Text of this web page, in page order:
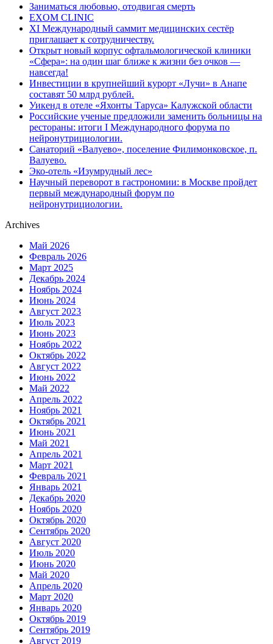
Заниматься любовью, отодвигая смерть
EXOM CLINIC
XI Международный саммит медицинских сестёр
приглашает к сотрудничеству.
Открыт новый корпус офтальмологической клиники
«Сфера»: на один шаг ближе к жизни без очков —
навсегда!
Инвестиции в крупнейший курорт «Лучи» в Анапе
составят 50 млрд рублей.
Уикенд в отеле «Яхонты Таруса» Калужской области
Российские ученые предложили заменить больницы на
рестораны: итоги I Международного форума по
нейронутрициологии.
Санаторий «Валуево», поселение Филимонковское, п.
Валуево.
Эко-отель «Изумрудный лес»
Научный переворот в гастрономии: в Москве пройдет
первый международный форум по
нейронутрициологии.
Archives
Май 2026
Февраль 2026
Март 2025
Декабрь 2024
Ноябрь 2024
Июнь 2024
Август 2023
Июль 2023
Июнь 2023
Ноябрь 2022
Октябрь 2022
Август 2022
Июнь 2022
Май 2022
Апрель 2022
Ноябрь 2021
Октябрь 2021
Июнь 2021
Май 2021
Апрель 2021
Март 2021
Февраль 2021
Январь 2021
Декабрь 2020
Ноябрь 2020
Октябрь 2020
Сентябрь 2020
Август 2020
Июль 2020
Июнь 2020
Май 2020
Апрель 2020
Март 2020
Январь 2020
Октябрь 2019
Сентябрь 2019
Август 2019